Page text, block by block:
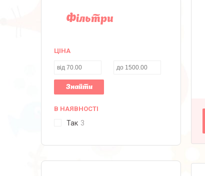
Фільтри
ЦІНА
Знайти
В НАЯВНОСТІ
Так 3